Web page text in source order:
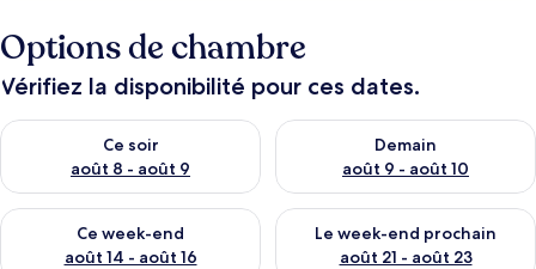
s
Options de chambre
Vérifiez la disponibilité pour ces dates.
Ce soir
août 8 - août 9
Vérifier la disponibilité pour ce soir août 8 - août 9
Demain
août 9 - août 10
Vérifier la disponibilité pour
Ce week-end
août 14 - août 16
Vérifier la disponibilité pour ce week-end août 14 - août 16
Le week-end prochain
août 21 - août 23
Vérifier la disponibilité pour